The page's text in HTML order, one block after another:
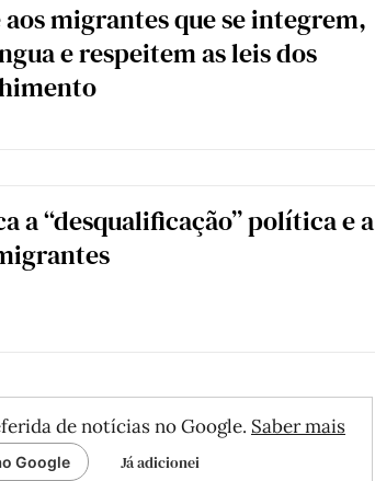
aos migrantes que se integrem,
e respeitem as leis dos
a “desqualificação” política e a
de notícias no Google. Saber mais
Google Já adicionei